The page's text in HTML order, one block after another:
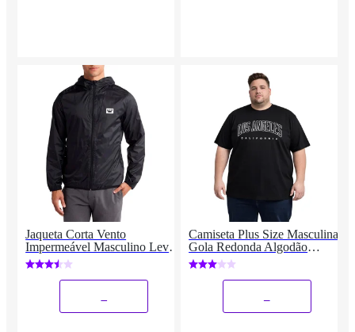
Jaqueta Corta Vento
Impermeável Masculino Leve
e Confortável Estilo Casual
Siri
Camiseta Plus Size Masculina
Gola Redonda Algodão
Estampado